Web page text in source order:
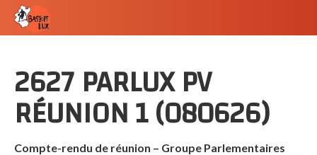
2627 PARLUX PV
RÉUNION 1 (080626)
Compte-rendu de réunion – Groupe Parlementaires